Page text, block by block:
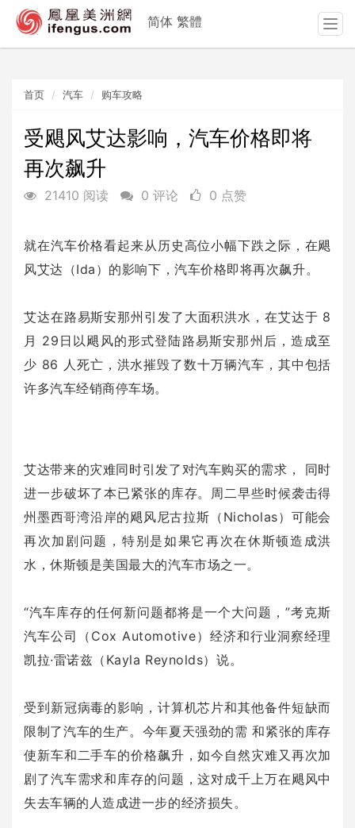
首页 汽车 购车攻略
受飓风艾达影响，汽车价格即将
再次飙升
21410 阅读 0 评论 0 点赞
就在汽车价格看起来从历史高位小幅下跌之际，在飓
风艾达（Ida）的影响下，汽车价格即将再次飙升。
艾达在路易斯安那州引发了大面积洪水，在艾达于 8
月 29日以飓风的形式登陆路易斯安那州后，造成至
少 86 人死亡，洪水摧毁了数十万辆汽车，其中包括
许多汽车经销商停车场。
艾达带来的灾难同时引发了对汽车购买的需求， 同时
进一步破坏了本已紧张的库存。周二早些时候袭击得
州墨西哥湾沿岸的飓风尼古拉斯（Nicholas）可能会
再次加剧问题，特别是如果它再次在休斯顿造成洪
水，休斯顿是美国最大的汽车市场之一。
“汽车库存的任何新问题都将是一个大问题，”考克斯
汽车公司（Cox Automotive）经济和行业洞察经理
凯拉·雷诺兹（Kayla Reynolds）说。
受到新冠病毒的影响，计算机芯片和其他备件短缺而
限制了汽车的生产。今年夏天强劲的需 和紧张的库存
使新车和二手车的价格飙升，如今自然灾难又再次加
剧了汽车需求和库存的问题，这对成千上万在飓风中
失去车辆的人造成进一步的经济损失。
简体 繁體
T
o
t
i